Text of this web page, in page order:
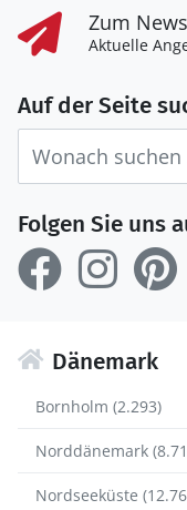
Zum
Aktuelle
Auf der Seite
Folgen Sie uns
Dänemark
Bornholm (2.293)
Norddänemark
Nordseeküste